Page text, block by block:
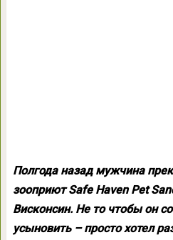
Полгода назад мужчина
зооприют Safe Haven Pet
Висконсин. Не то чтобы он
усыновить – просто хотел